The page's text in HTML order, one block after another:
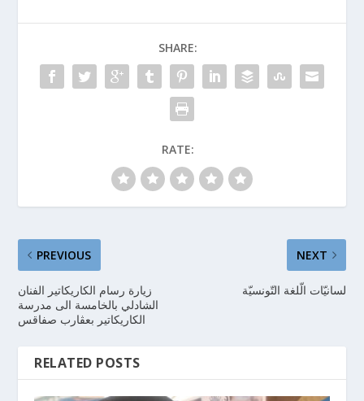
SHARE:
RATE:
PREVIOUS
زيارة رسام الكاريكاتير الفنان
الشادلي بالخامسة الى مدرسة
الكاريكاتير بعڨارب صفاقس
NEXT
لسانيّات الّلغة التّونسيّة
RELATED POSTS